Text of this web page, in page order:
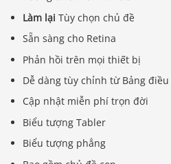
Làm lại Tùy chọn chủ đề
Sẵn sàng cho Retina
Phản hồi trên mọi thiết bị
Dễ dàng tùy chỉnh từ Bảng
Cập nhật miễn phí trọn đời
Biểu tượng Tabler
Biểu tượng phẳng